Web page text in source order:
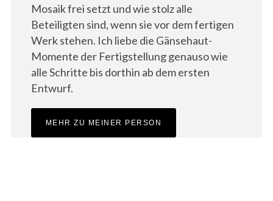
Mosaik frei setzt und wie stolz alle
Beteiligten sind, wenn sie vor dem fertigen
Werk stehen. Ich liebe die Gänsehaut-
Momente der Fertigstellung genauso wie
alle Schritte bis dorthin ab dem ersten
Entwurf.
MEHR ZU MEINER PERSON